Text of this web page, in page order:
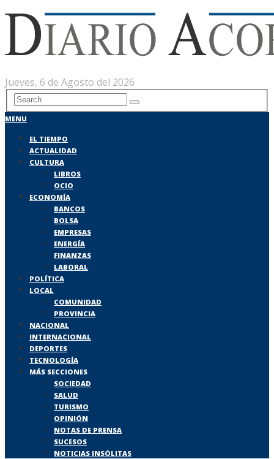
Jueves, 6 de Agosto del 2026
MENU
EL TIEMPO
ACTUALIDAD
CULTURA
LIBROS
OCIO
ECONOMÍA
BANCOS
BOLSA
EMPRESAS
ENERGÍA
FINANZAS
LABORAL
POLÍTICA
LOCAL
COMUNIDAD
PROVINCIA
NACIONAL
INTERNACIONAL
DEPORTES
TECNOLOGÍA
MÁS SECCIONES
SOCIEDAD
SALUD
TURISMO
OPINIÓN
NOTAS DE PRENSA
SUCESOS
NOTICIAS INSÓLITAS